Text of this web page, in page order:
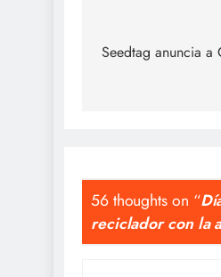
navigation
Seedtag anuncia a
56 thoughts on “
reciclador con la